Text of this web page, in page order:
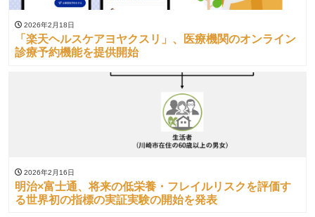
2026年2月18日
「楽天ヘルスケアヨヤクスリ」、医療機関のオンライン
診療予約機能を提供開始
2026年2月16日
明治×富士通、将来の低栄養・フレイルリスクを評価す
る世界初の指標の実証実験の開始を発表